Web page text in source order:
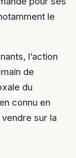
le
l’action
de
du
connu en
sur la